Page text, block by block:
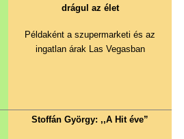
drágul az élet
Példaként a szupermarketi és az
ingatlan árak Las Vegasban
Stoffán György: ,,A Hit éve”